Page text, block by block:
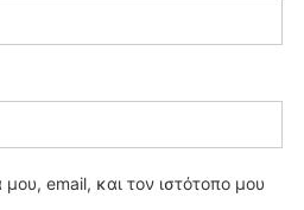
email, και τον ιστότοπο μου